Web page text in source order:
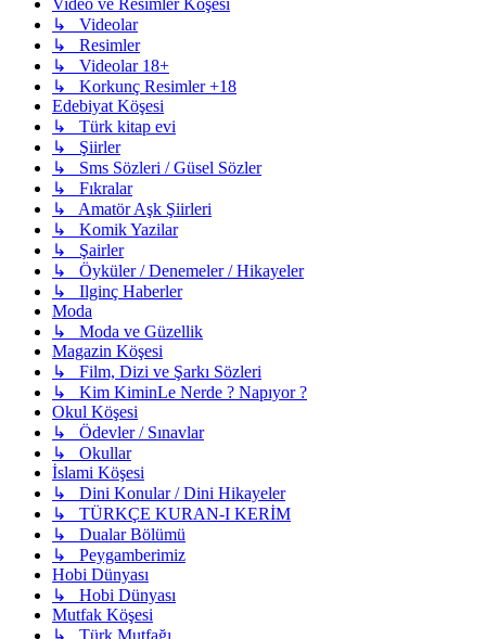
Video ve Resimler Köşesi
↳ Videolar
↳ Resimler
↳ Videolar 18+
↳ Korkunç Resimler +18
Edebiyat Köşesi
↳ Türk kitap evi
↳ Şiirler
↳ Sms Sözleri / Güsel Sözler
↳ Fıkralar
↳ Amatör Aşk Şiirleri
↳ Komik Yazilar
↳ Şairler
↳ Öyküler / Denemeler / Hikayeler
↳ Ilginç Haberler
Moda
↳ Moda ve Güzellik
Magazin Köşesi
↳ Film, Dizi ve Şarkı Sözleri
↳ Kim KiminLe Nerde ? Napıyor ?
Okul Köşesi
↳ Ödevler / Sınavlar
↳ Okullar
İslami Köşesi
↳ Dini Konular / Dini Hikayeler
↳ TÜRKÇE KURAN-I KERİM
↳ Dualar Bölümü
↳ Peygamberimiz
Hobi Dünyası
↳ Hobi Dünyası
Mutfak Köşesi